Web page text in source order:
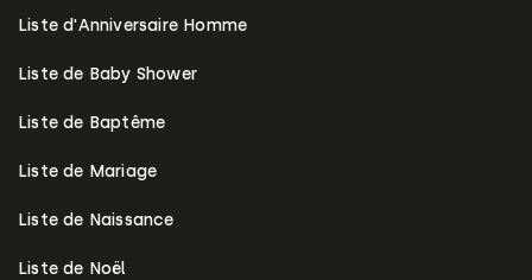
Liste d'Anniversaire Homme
Liste de Baby Shower
Liste de Baptême
Liste de Mariage
Liste de Naissance
Liste de Noël